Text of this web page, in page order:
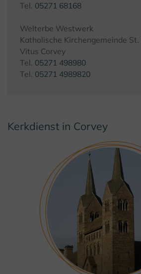
Tel. 05271 68168
Welterbe Westwerk
Katholische Kirchengemeinde
Vitus Corvey
Tel. 05271 498980
Tel. 05271 4989820
Kerkdienst in Corvey